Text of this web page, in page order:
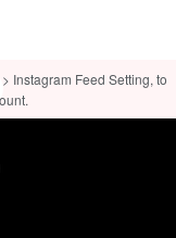
Instagram Feed Setting, to